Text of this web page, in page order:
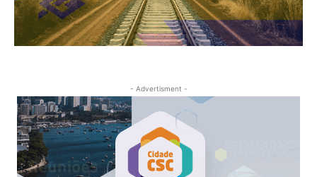
- Advertisment -